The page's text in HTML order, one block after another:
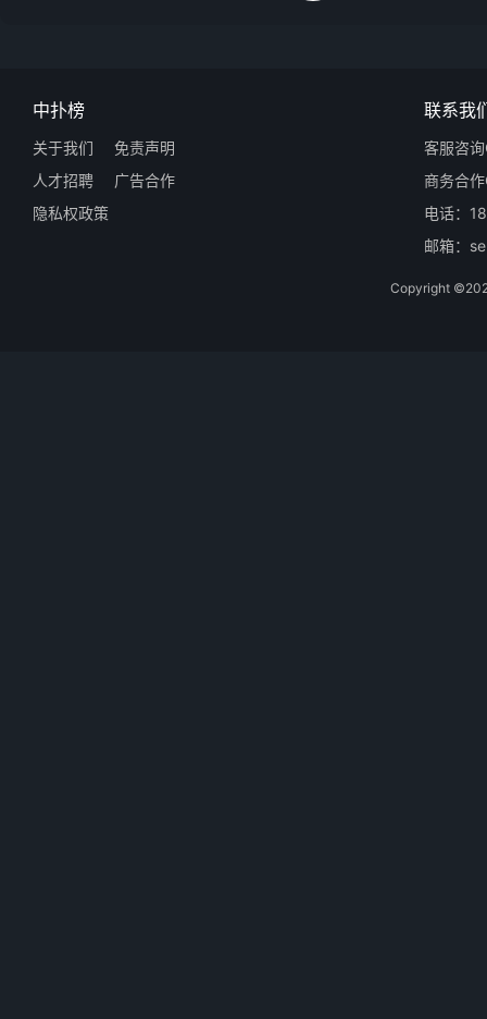
中扑榜
关于我们
免责声明
人才招聘
广告合作
隐私权政策
联系我
客服咨
商务合
电话：
邮箱：
Copyright